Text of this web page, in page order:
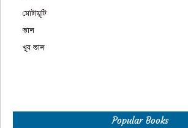
Popular Books